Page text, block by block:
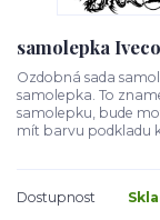
samolepka Iveco
Ozdobná sada
samolepka. To
samolepku, bude
mít barvu podkladu
Dostupnost